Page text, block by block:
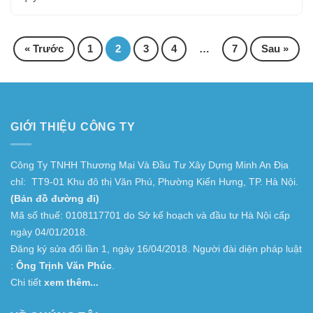
Phân
trang
« Trước 1 2 3 4 … 7 Sau »
GIỚI THIỆU CÔNG TY
Công Ty TNHH Thương Mại Và Đầu Tư Xây Dựng Minh An Địa
chỉ: TT9-01 Khu đô thị Văn Phú, Phường Kiến Hưng, TP. Hà Nội.
(Bản đồ đường đi)
Mã số thuế: 0108117701 do Sở kế hoạch và đầu tư Hà Nội cấp
ngày 04/01/2018.
Đăng ký sửa đổi lần 1, ngày 16/04/2018. Người đài diện pháp luật
: Ông Trịnh Văn Phúc
Chi tiết xem thêm...